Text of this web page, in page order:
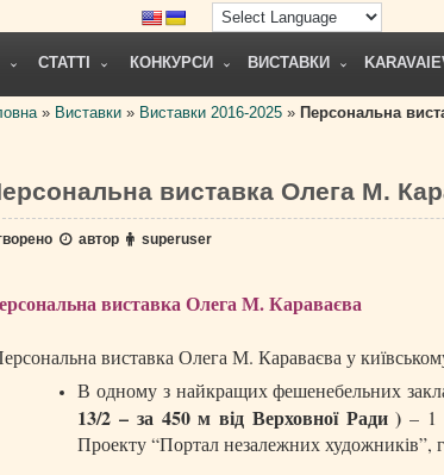
СТАТТІ КОНКУРСИ ВИСТАВКИ
» Виставки » Виставки 2016-2025 » Персональна
виставка Олега М.
автор superuser
виставка Олега М. Караваєва
виставка Олега М. Караваєва у
В одному з найкращих фешенебельних
13/2 – за 450 м від Верховної Ради ) – 1
Проекту “Портал незалежних художників”,